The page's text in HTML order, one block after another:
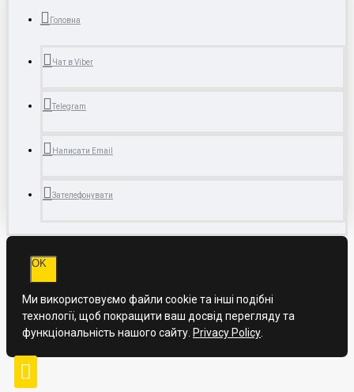
Головна
Чат в Viber
Telegram
Написати Email
Зателефонувати
OK
Ми використовуємо файли cookie та інші подібні
технології, щоб покращити ваш досвід перегляду та
функціональність нашого сайту. Privacy Policy